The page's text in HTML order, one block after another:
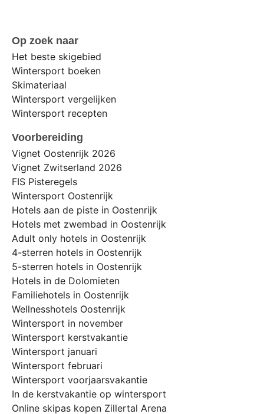
Op zoek naar
Het beste skigebied
Wintersport boeken
Skimateriaal
Wintersport vergelijken
Wintersport recepten
Voorbereiding
Vignet Oostenrijk 2026
Vignet Zwitserland 2026
FIS Pisteregels
Wintersport Oostenrijk
Hotels aan de piste in Oostenrijk
Hotels met zwembad in Oostenrijk
Adult only hotels in Oostenrijk
4-sterren hotels in Oostenrijk
5-sterren hotels in Oostenrijk
Hotels in de Dolomieten
Familiehotels in Oostenrijk
Wellnesshotels Oostenrijk
Wintersport in november
Wintersport kerstvakantie
Wintersport januari
Wintersport februari
Wintersport voorjaarsvakantie
In de kerstvakantie op wintersport
Online skipas kopen Zillertal Arena